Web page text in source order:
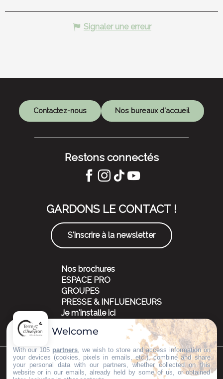
Signaler une erreur
Contactez-nous Nos bureaux d'accueil
Restons connectés
GARDONS LE CONTACT !
S'inscrire à la newsletter
Nos brochures
ESPACE PRO
GROUPES
PRESSE & INFLUENCEURS
Je m'installe ici
©Copyright 2023 Mentions légalesPartenaires
Welcome
With our 105 partners , we wish to store and access information on
your devices (cookies, pixels in emails, etc.), combine and share
your personal data with our partners, whether collected on this
website or in our emails, already held by some of us, or obtained